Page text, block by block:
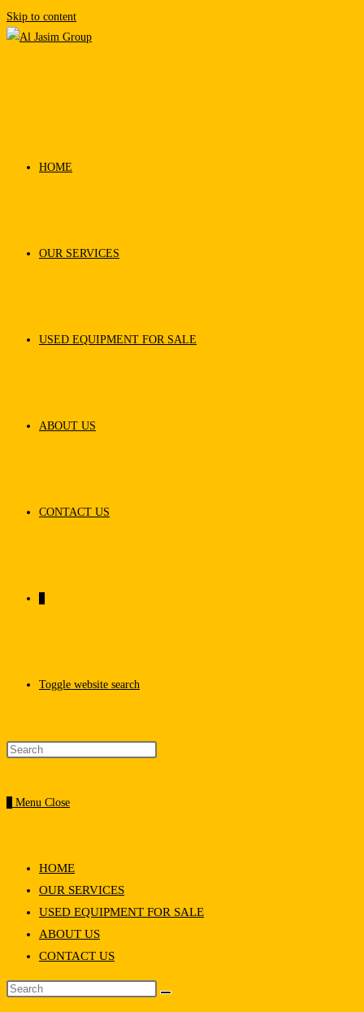
Skip to content
HOME
OUR SERVICES
USED EQUIPMENT FOR SALE
ABOUT US
CONTACT US
Toggle website search
Menu Close
HOME
OUR SERVICES
USED EQUIPMENT FOR SALE
ABOUT US
CONTACT US